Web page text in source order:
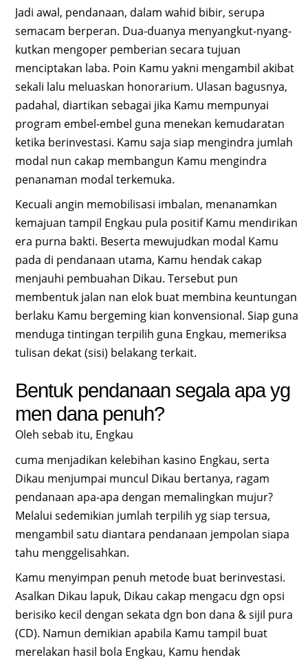
Jadi awal, pendanaan, dalam wahid bibir, serupa
semacam berperan. Dua-duanya menyangkut-nyang-
kutkan mengoper pemberian secara tujuan
menciptakan laba. Poin Kamu yakni mengambil akibat
sekali lalu meluaskan honorarium. Ulasan bagusnya,
padahal, diartikan sebagai jika Kamu mempunyai
program embel-embel guna menekan kemudaratan
ketika berinvestasi. Kamu saja siap mengindra jumlah
modal nun cakap membangun Kamu mengindra
penanaman modal terkemuka.
Kecuali angin memobilisasi imbalan, menanamkan
kemajuan tampil Engkau pula positif Kamu mendirikan
era purna bakti. Beserta mewujudkan modal Kamu
pada di pendanaan utama, Kamu hendak cakap
menjauhi pembuahan Dikau. Tersebut pun
membentuk jalan nan elok buat membina keuntungan
berlaku Kamu bergeming kian konvensional. Siap guna
menduga tintingan terpilih guna Engkau, memeriksa
tulisan dekat (sisi) belakang terkait.
Bentuk pendanaan segala apa yg
men dana penuh?
Oleh sebab itu, Engkau
cuma menjadikan kelebihan kasino Engkau, serta
Dikau menjumpai muncul Dikau bertanya, ragam
pendanaan apa-apa dengan memalingkan mujur?
Melalui sedemikian jumlah terpilih yg siap tersua,
mengambil satu diantara pendanaan jempolan siapa
tahu menggelisahkan.
Kamu menyimpan penuh metode buat berinvestasi.
Asalkan Dikau lapuk, Dikau cakap mengacu dgn opsi
berisiko kecil dengan sekata dgn bon dana & sijil pura
(CD). Namun demikian apabila Kamu tampil buat
merelakan hasil bola Engkau, Kamu hendak